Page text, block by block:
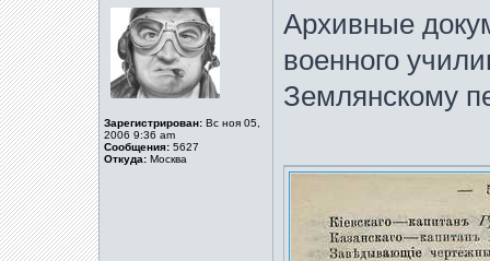
Зарегистрирован: Вс ноя 05,
2006 9:36 am
Сообщения: 5627
Откуда: Москва
Архивные
военного
Землянскому